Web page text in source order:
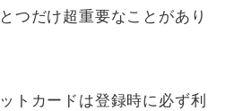
つだけ超重要なことがあり
トカードは登録時に必ず利